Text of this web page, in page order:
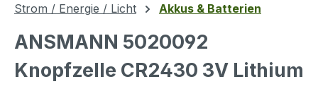
Strom / Energie / Licht Akkus & Batterien
ANSMANN 5020092
Knopfzelle CR2430 3V Lithium